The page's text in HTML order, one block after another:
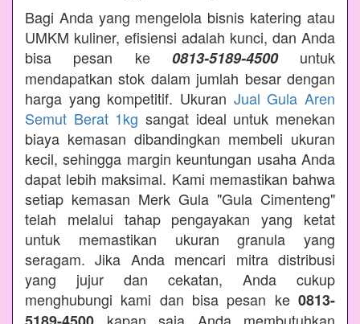
Bagi Anda yang mengelola bisnis katering atau
UMKM kuliner, efisiensi adalah kunci, dan Anda
bisa pesan ke 0813-5189-4500untuk
mendapatkan stok dalam jumlah besar dengan
harga yang kompetitif. Ukuran Jual Gula Aren
Semut Berat 1kg sangat ideal untuk menekan
biaya kemasan dibandingkan membeli ukuran
kecil, sehingga margin keuntungan usaha Anda
dapat lebih maksimal. Kami memastikan bahwa
setiap kemasan Merk Gula "Gula Cimenteng"
telah melalui tahap pengayakan yang ketat
untuk memastikan ukuran granula yang
seragam. Jika Anda mencari mitra distribusi
yang jujur dan cekatan, Anda cukup
menghubungi kami dan bisa pesan ke 0813-